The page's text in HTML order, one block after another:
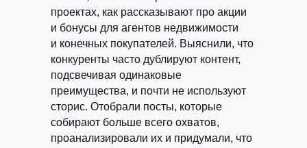
проектах, как рассказывают про акции
и бонусы для агентов недвижимости
и конечных покупателей. Выяснили, что
конкуренты часто дублируют контент,
подсвечивая одинаковые
преимущества, и почти не используют
сторис. Отобрали посты, которые
собирают больше всего охватов,
проанализировали их и придумали, что